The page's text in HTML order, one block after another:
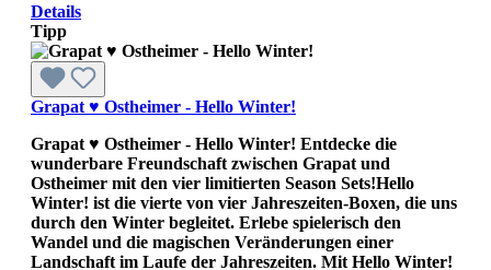
Details
Tipp
Grapat ♥ Ostheimer - Hello Winter!
Grapat ♥ Ostheimer - Hello Winter! Entdecke die
wunderbare Freundschaft zwischen Grapat und
Ostheimer mit den vier limitierten Season Sets!Hello
Winter! ist die vierte von vier Jahreszeiten-Boxen, die uns
durch den Winter begleitet. Erlebe spielerisch den
Wandel und die magischen Veränderungen einer
Landschaft im Laufe der Jahreszeiten. Mit Hello Winter!